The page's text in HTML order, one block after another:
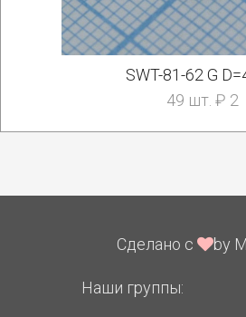
SWT-81-62 G
49 шт. ₽ 2
Сделано с by
Наши группы: